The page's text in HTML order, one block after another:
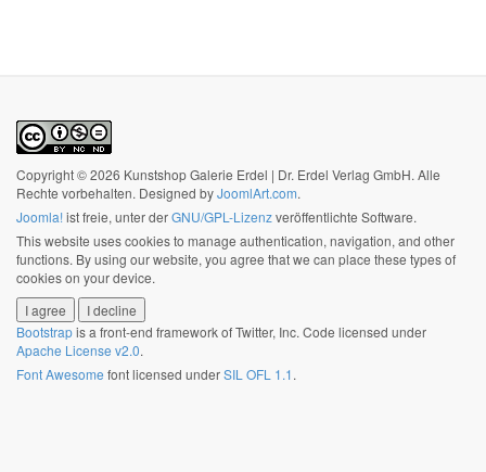
Copyright © 2026 Kunstshop Galerie Erdel | Dr. Erdel Verlag GmbH. Alle
Rechte vorbehalten. Designed byJoomlArt.com.
Joomla!ist freie, unter derGNU/GPL-Lizenzveröffentlichte Software.
This website uses cookies to manage authentication, navigation, and other
functions. By using our website, you agree that we can place these types of
cookies on your device.
I agree
I decline
Bootstrapis a front-end framework of Twitter, Inc. Code licensed under
Apache License v2.0.
Font Awesome font licensed underSIL OFL 1.1.